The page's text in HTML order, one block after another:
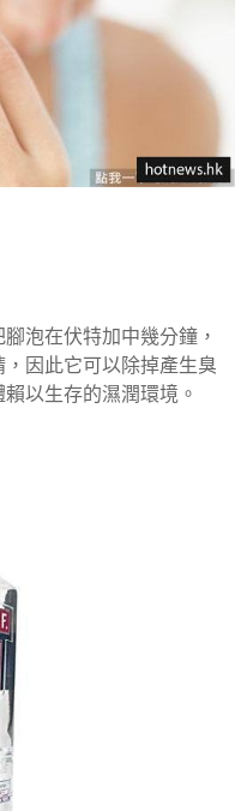
泡在伏特加中幾分鐘，
因此它可以除掉產生臭
以生存的濕潤環境。